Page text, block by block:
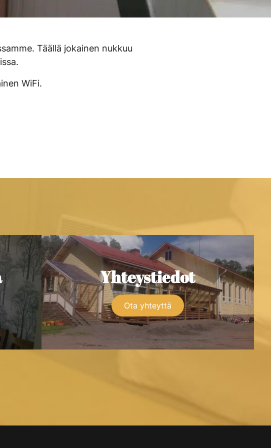
Täällä jokainen nukkuu
WiFi.
Yhteystiedot
Ota yhteyttä